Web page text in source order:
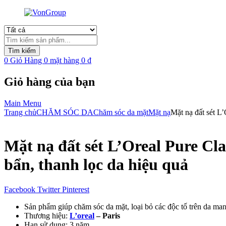
Tìm
kiếm
sản
phẩm
Tìm kiếm
0 Giỏ Hàng 0 mặt hàng 0 ₫
Giỏ hàng của bạn
Main Menu
Trang chủCHĂM SÓC DAChăm sóc da mặtMặt nạMặt nạ đất sét
Mặt nạ đất sét L’Oreal Pure
bẩn, thanh lọc da hiệu quả
Facebook Twitter Pinterest
Sản phẩm giúp chăm sóc da mặt, loại bỏ các độc tố trên da
Thương hiệu: L’oreal– Paris